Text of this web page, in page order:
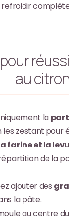
refroidir
au citron
la
les zestant pour
farine et la
de la
ajouter des
la pâte.
au centre